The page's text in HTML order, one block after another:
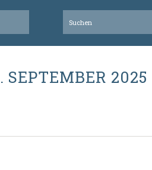
2025